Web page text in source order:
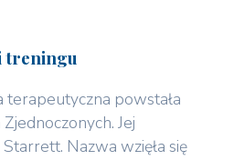
treningu
terapeutyczna powstała
Jej
Nazwa wzięła się